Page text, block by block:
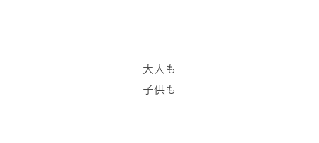
大人も
子供も